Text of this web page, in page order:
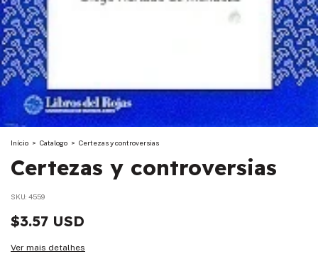
Início > Catalogo > Certezas y controversias
Certezas y controversias
SKU: 4559
$3.57 USD
Ver mais detalhes